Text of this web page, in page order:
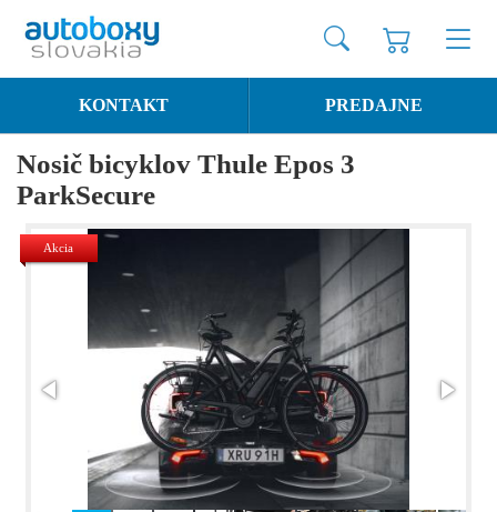
KONTAKT PREDAJNE
Nosič bicyklov Thule Epos 3
ParkSecure
Akcia